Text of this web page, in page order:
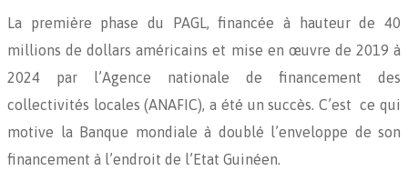
La première phase du PAGL, financée à hauteur de 40
millions de dollars américains et mise en œuvre de 2019 à
2024 par l’Agence nationale de financement des
collectivités locales (ANAFIC), a été un succès. C’est ce qui
motive la Banque mondiale à doublé l’enveloppe de son
financement à l’endroit de l’Etat Guinéen.